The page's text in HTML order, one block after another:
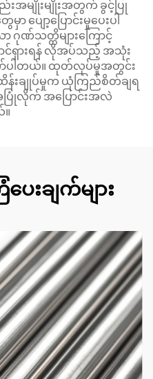
အမျိုးမျိုးအတွက် ခွင့်ပြု
ပျော့ပြောင်းမှုပေးပါ
ဏ်သတ္တိများကြောင့်
ားရန် လိုအပ်သည့် အသုံး
ာ်ပါတယ်။ ထုတ်လုပ်မှုအတွင်း
းချုပ်မှုက ယုံကြည်စိတ်ချရ
ြုံလိုက် အပြောင်းအလဲ
းချက်များ